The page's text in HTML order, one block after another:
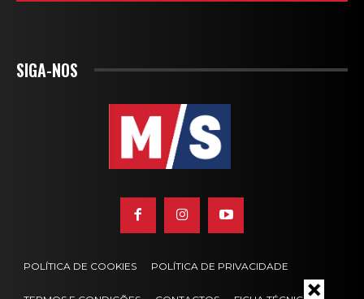
SIGA-NOS
POLÍTICA DE COOKIES POLÍTICA DE PRIVACIDADE